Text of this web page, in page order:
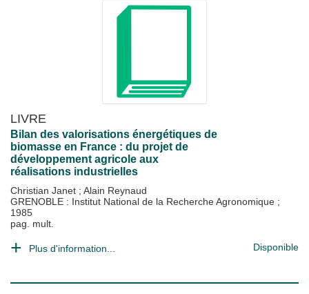
LIVRE
Bilan des valorisations énergétiques de
biomasse en France : du projet de
développement agricole aux
réalisations industrielles
Christian Janet ; Alain Reynaud
GRENOBLE : Institut National de la Recherche Agronomique ;
1985
pag. mult.
Plus d'information... Disponible